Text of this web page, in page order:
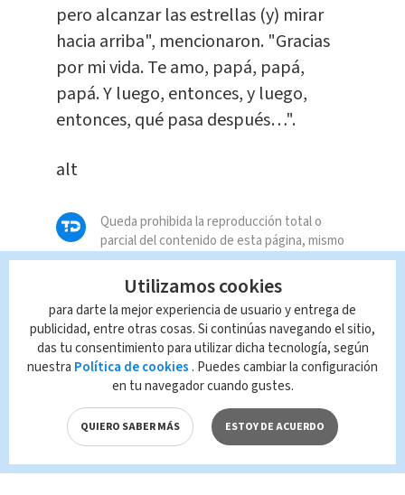
pero alcanzar las estrellas (y) mirar
hacia arriba", mencionaron. "Gracias
por mi vida. Te amo, papá, papá,
papá. Y luego, entonces, y luego,
entonces, qué pasa después…".
alt
Queda prohibida la reproducción total o
parcial del contenido de esta página, mismo
que es propiedad de TELEDIARIO; su
reproducción no autorizada constituye una
infracción y un delito de conformidad con las
leyes aplicables.
Utilizamos cookies
para darte la mejor experiencia de usuario y entrega de
publicidad, entre otras cosas. Si continúas navegando el sitio,
das tu consentimiento para utilizar dicha tecnología, según
nuestra Política de cookies . Puedes cambiar la configuración
en tu navegador cuando gustes.
QUIERO SABER MÁS ESTOY DE ACUERDO